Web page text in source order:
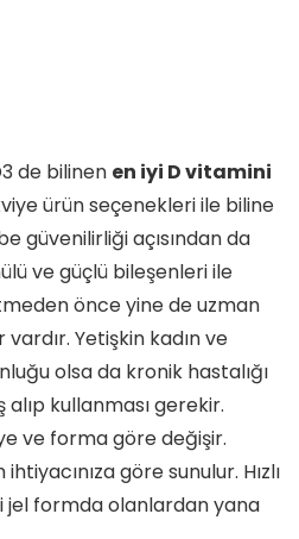
de bilinen en iyi D vitamini
ürün seçenekleri ile biline
güvenilirliği açısından da
ve güçlü bileşenleri ile
önce yine de uzman
Yetişkin kadın ve
olsa da kronik hastalığı
kullanması gerekir.
ve forma göre değişir.
göre sunulur. Hızlı
jel formda olanlardan yana